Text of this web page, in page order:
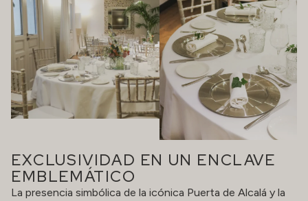
EXCLUSIVIDAD EN UN ENCLAVE
EMBLEMÁTICO
La presencia simbólica de la icónica Puerta de Alcalá y la